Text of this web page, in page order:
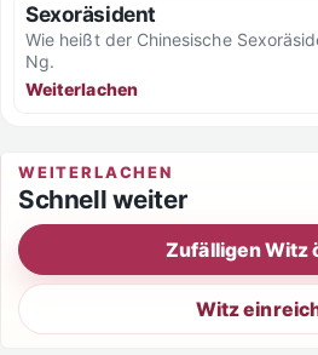
Sexoräsident
Wie heißt der Chinesische
Ng.
Weiterlachen
WEITERLACHEN
Schnell weiter
Zufälligen Witz
Witz